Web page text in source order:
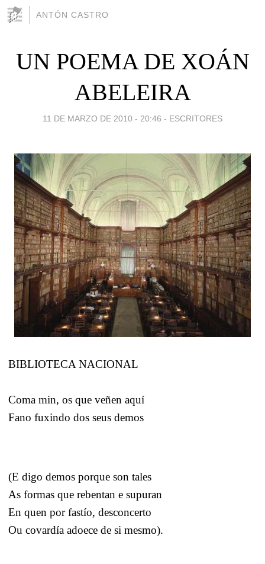
ANTÓN CASTRO
UN POEMA DE XOÁN
ABELEIRA
11 DE MARZO DE 2010 - 20:46 - ESCRITORES
BIBLIOTECA NACIONAL
Coma min, os que veñen aquí
Fano fuxindo dos seus demos
(E digo demos porque son tales
As formas que rebentan e supuran
En quen por fastío, desconcerto
Ou covardía adoece de si mesmo).